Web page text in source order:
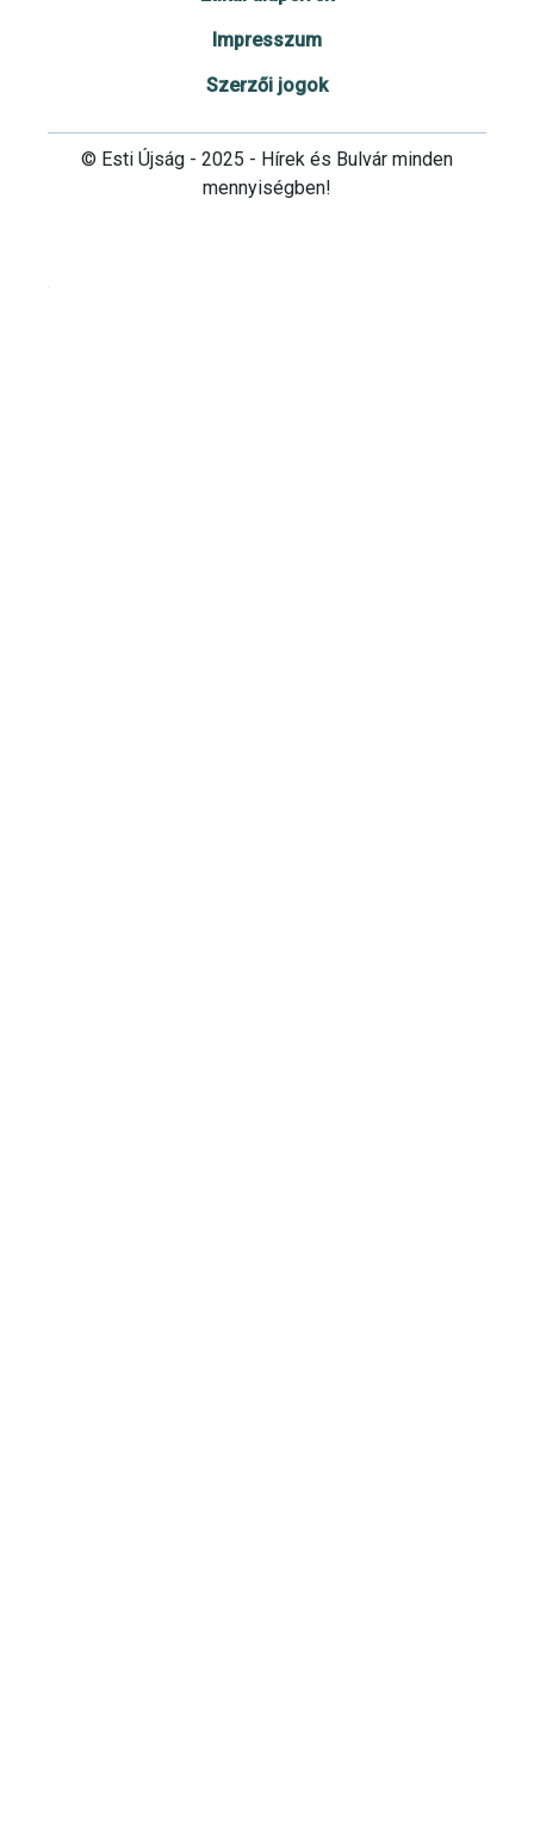
Impresszum
Szerzői jogok
© Esti Újság - 2025 - Hírek és Bulvár minden
mennyiségben!